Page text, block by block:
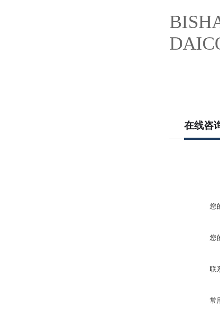
在线咨
您
您
联
常